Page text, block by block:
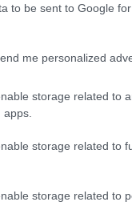
to be sent to Google
me personalized
storage related to
storage related to
storage related to
faptul că
semnificativă
trecut, aproape